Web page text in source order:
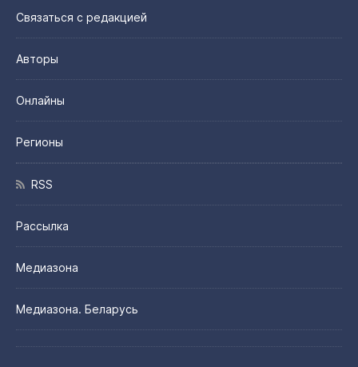
Связаться с редакцией
Авторы
Онлайны
Регионы
RSS
Рассылка
Медиазона
Медиазона. Беларусь